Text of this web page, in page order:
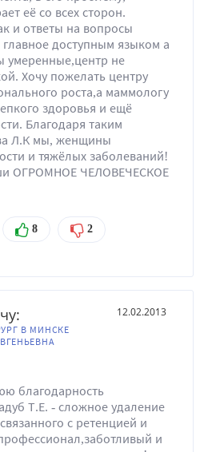
её со всех сторон.
и ответы на вопросы
доступным языком а
умеренные,центр не
Хочу пожелать центру
роста,а маммологу
здоровья и ещё
Благодаря таким
Л.К мы, женщины
и тяжёлых заболеваний!
ОГРОМНОЕ ЧЕЛОВЕЧЕСКОЕ
8 2
В МИНСКЕ
12.02.2013
благодарность
Т.Е. - сложное удаление
с ретенцией и
и